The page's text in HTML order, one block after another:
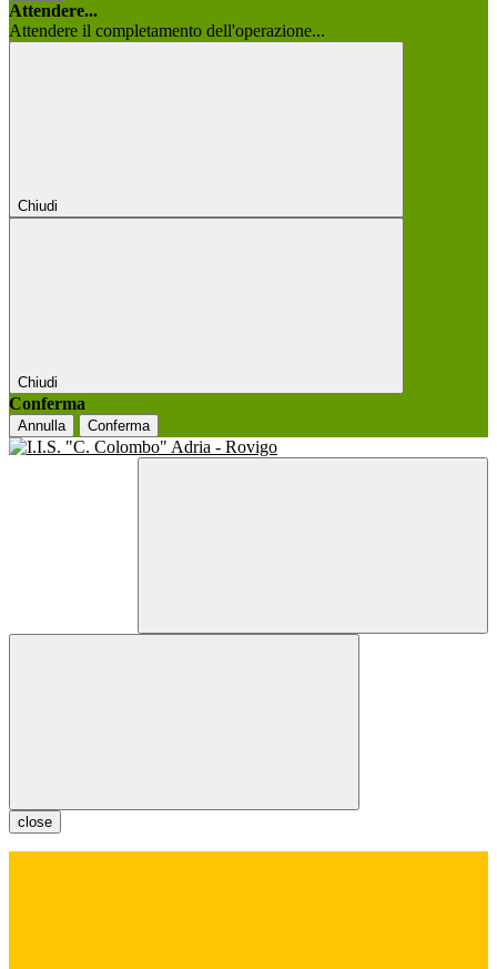
Attendere...
Attendere il completamento dell'operazione...
Chiudi
Chiudi
Conferma
Annulla Conferma
close